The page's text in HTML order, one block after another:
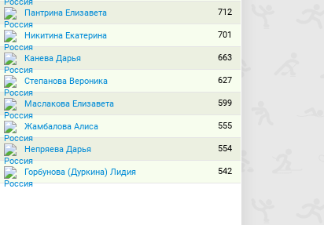
Пантрина Елизавета 712
Никитина Екатерина 701
Канева Дарья 663
Степанова Вероника 627
Маслакова Елизавета 599
Жамбалова Алиса 555
Непряева Дарья 554
Горбунова (Дуркина) Лидия 542